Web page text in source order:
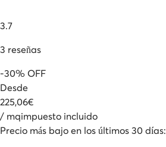
3.7
3 reseñas
-30% OFF
Desde
225,06€
/ mqimpuesto incluido
Precio más bajo en los últimos 30 días: